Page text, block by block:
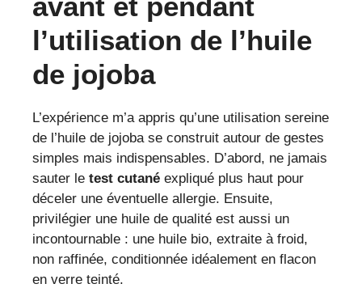
l’utilisation de l’huile
de jojoba
L’expérience m’a appris qu’une utilisation sereine
de l’huile de jojoba se construit autour de gestes
simples mais indispensables. D’abord, ne jamais
sauter le test cutané expliqué plus haut pour
déceler une éventuelle allergie. Ensuite,
privilégier une huile de qualité est aussi un
incontournable : une huile bio, extraite à froid,
non raffinée, conditionnée idéalement en flacon
en verre teinté.